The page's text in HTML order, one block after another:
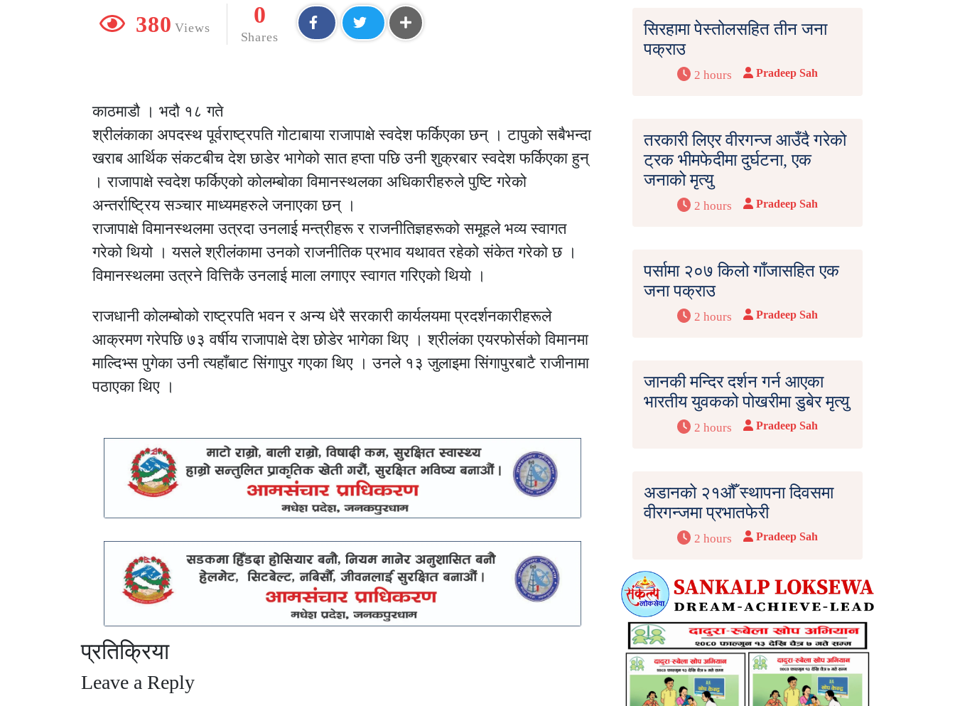
380 Views
0
Shares
काठमाडौ । भदौ १८ गते
श्रीलंकाका अपदस्थ पूर्वराष्ट्रपति गोटाबाया राजापाक्षे स्वदेश फर्किएका छन् । टापुको सबैभन्दा
खराब आर्थिक संकटबीच देश छाडेर भागेको सात हप्ता पछि उनी शुक्रबार स्वदेश फर्किएका हुन्
। राजापाक्षे स्वदेश फर्किएको कोलम्बोका विमानस्थलका अधिकारीहरुले पुष्टि गरेको
अन्तर्राष्ट्रिय सञ्चार माध्यमहरुले जनाएका छन् ।
राजापाक्षे विमानस्थलमा उत्रदा उनलाई मन्त्रीहरू र राजनीतिज्ञहरूको समूहले भव्य स्वागत
गरेको थियो । यसले श्रीलंकामा उनको राजनीतिक प्रभाव यथावत रहेको संकेत गरेको छ ।
विमानस्थलमा उत्रने वित्तिकै उनलाई माला लगाएर स्वागत गरिएको थियो ।
राजधानी कोलम्बोको राष्ट्रपति भवन र अन्य धेरै सरकारी कार्यलयमा प्रदर्शनकारीहरूले
आक्रमण गरेपछि ७३ वर्षीय राजापाक्षे देश छोडेर भागेका थिए । श्रीलंका एयरफोर्सको विमानमा
माल्दिभ्स पुगेका उनी त्यहाँबाट सिंगापुर गएका थिए । उनले १३ जुलाइमा सिंगापुरबाटै राजीनामा
पठाएका थिए ।
प्रतिक्रिया
Leave a Reply
सिरहामा पेस्तोलसहित तीन जना
पक्राउ
2 hours Pradeep Sah
तरकारी लिएर वीरगन्ज आउँदै गरेको
ट्रक भीमफेदीमा दुर्घटना, एक
जनाको मृत्यु
2 hours Pradeep Sah
पर्सामा २०७ किलो गाँजासहित एक
जना पक्राउ
2 hours Pradeep Sah
जानकी मन्दिर दर्शन गर्न आएका
भारतीय युवकको पोखरीमा डुबेर मृत्यु
2 hours Pradeep Sah
अडानको २१औँ स्थापना दिवसमा
वीरगन्जमा प्रभातफेरी
2 hours Pradeep Sah